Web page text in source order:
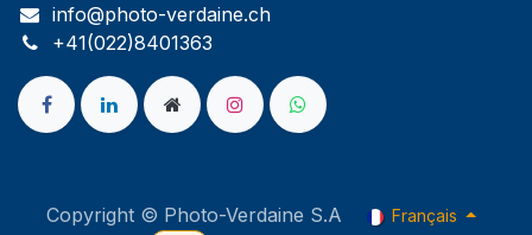
info@photo-verdaine.ch​
​​+41(022)8401363
Copyright © Photo-Verdaine S.A
Français